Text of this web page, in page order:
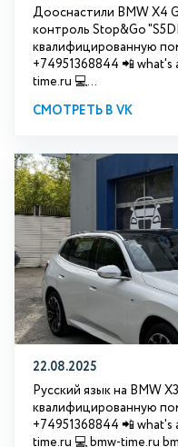
Дооснастили BMW X4
контроль Stop&Go
квалифицированную
+74951368844 📲
time.ru 💻...
СМОТРЕТЬ В VK
22.08.2025
Русский язык на BMW
квалифицированную
+74951368844 📲
time.ru 💻 bmw-time.ru